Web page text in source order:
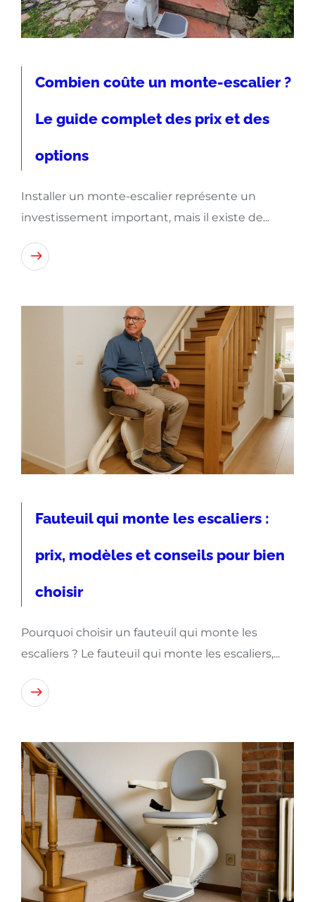
Combien coûte un monte-escalier ?
Le guide complet des prix et des
options
Installer un monte-escalier représente un
investissement important, mais il existe de...
Fauteuil qui monte les escaliers :
prix, modèles et conseils pour bien
choisir
Pourquoi choisir un fauteuil qui monte les
escaliers ? Le fauteuil qui monte les escaliers,...